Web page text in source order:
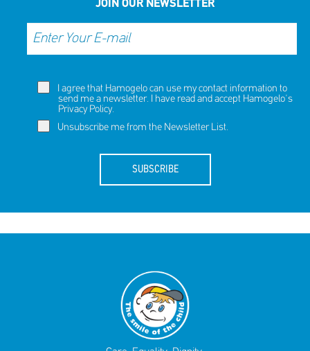
JOIN OUR NEWSLETTER
I agree that Hamogelo can use my contact information to
send me a newsletter. I have read and accept Hamogelo's
Privacy Policy.
Unsubscribe me from the Newsletter List.
SUBSCRIBE